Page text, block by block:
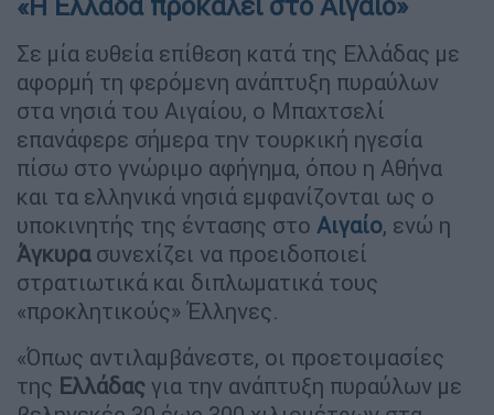
Σε μία ευθεία επίθεση κατά της Ελλάδας με
αφορμή τη φερόμενη ανάπτυξη πυραύλων
στα νησιά του Αιγαίου, ο Μπαχτσελί
επανάφερε σήμερα την τουρκική ηγεσία
πίσω στο γνώριμο αφήγημα, όπου η Αθήνα
και τα ελληνικά νησιά εμφανίζονται ως ο
υποκινητής της έντασης στο Αιγαίο, ενώ η
Άγκυρασυνεχίζει να προειδοποιεί
στρατιωτικά και διπλωματικά τους
«προκλητικούς» Έλληνες.
«Όπως αντιλαμβάνεστε, οι προετοιμασίες
της Ελλάδας για την ανάπτυξη πυραύλων με